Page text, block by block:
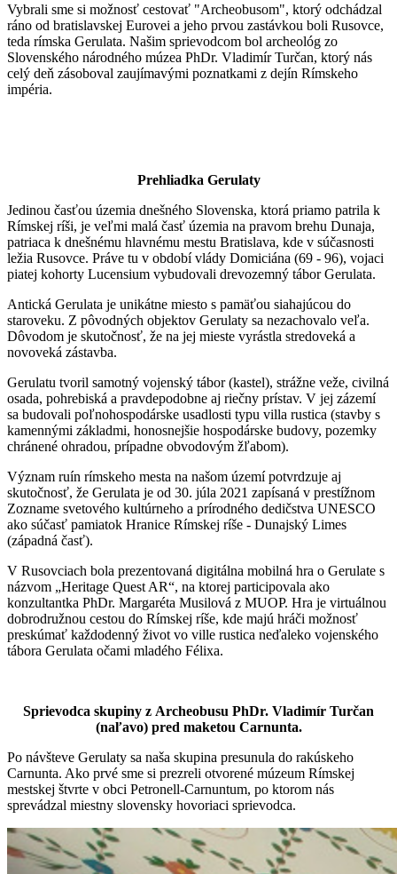
Vybrali sme si možnosť cestovať "Archeobusom", ktorý odchádzal
ráno od bratislavskej Eurovei a jeho prvou zastávkou boli Rusovce,
teda rímska Gerulata. Našim sprievodcom bol archeológ zo
Slovenského národného múzea PhDr. Vladimír Turčan, ktorý nás
celý deň zásoboval zaujímavými poznatkami z dejín Rímskeho
impéria.
Prehliadka Gerulaty
Jedinou časťou územia dnešného Slovenska, ktorá priamo patrila k
Rímskej ríši, je veľmi malá časť územia na pravom brehu Dunaja,
patriaca k dnešnému hlavnému mestu Bratislava, kde v súčasnosti
ležia Rusovce. Práve tu v období vlády Domiciána (69 - 96), vojaci
piatej kohorty Lucensium vybudovali drevozemný tábor Gerulata.
Antická Gerulata je unikátne miesto s pamäťou siahajúcou do
staroveku. Z pôvodných objektov Gerulaty sa nezachovalo veľa.
Dôvodom je skutočnosť, že na jej mieste vyrástla stredoveká a
novoveká zástavba.
Gerulatu tvoril samotný vojenský tábor (kastel), strážne veže, civilná
osada, pohrebiská a pravdepodobne aj riečny prístav. V jej zázemí
sa budovali poľnohospodárske usadlosti typu villa rustica (stavby s
kamennými základmi, honosnejšie hospodárske budovy, pozemky
chránené ohradou, prípadne obvodovým žľabom).
Význam ruín rímskeho mesta na našom území potvrdzuje aj
skutočnosť, že Gerulata je od 30. júla 2021 zapísaná v prestížnom
Zozname svetového kultúrneho a prírodného dedičstva UNESCO
ako súčasť pamiatok Hranice Rímskej ríše - Dunajský Limes
(západná časť).
V Rusovciach bola prezentovaná digitálna mobilná hra o Gerulate s
názvom „Heritage Quest AR“, na ktorej participovala ako
konzultantka PhDr. Margaréta Musilová z MUOP. Hra je virtuálnou
dobrodružnou cestou do Rímskej ríše, kde majú hráči možnosť
preskúmať každodenný život vo ville rustica neďaleko vojenského
tábora Gerulata očami mladého Félixa.
Sprievodca skupiny z Archeobusu PhDr. Vladimír Turčan
(naľavo) pred maketou Carnunta.
Po návšteve Gerulaty sa naša skupina presunula do rakúskeho
Carnunta. Ako prvé sme si prezreli otvorené múzeum Rímskej
mestskej štvrte v obci Petronell-Carnuntum, po ktorom nás
sprevádzal miestny slovensky hovoriaci sprievodca.